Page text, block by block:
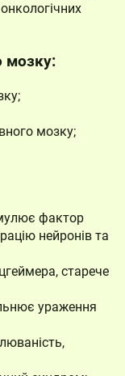
мозку:
мозку;
фактор
нейронів та
старече
ураження